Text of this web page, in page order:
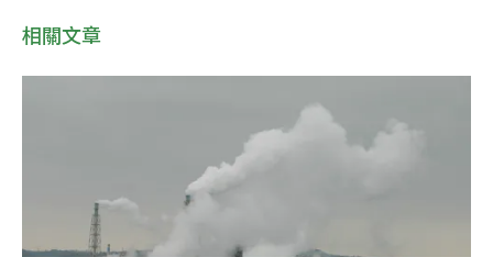
相關文章